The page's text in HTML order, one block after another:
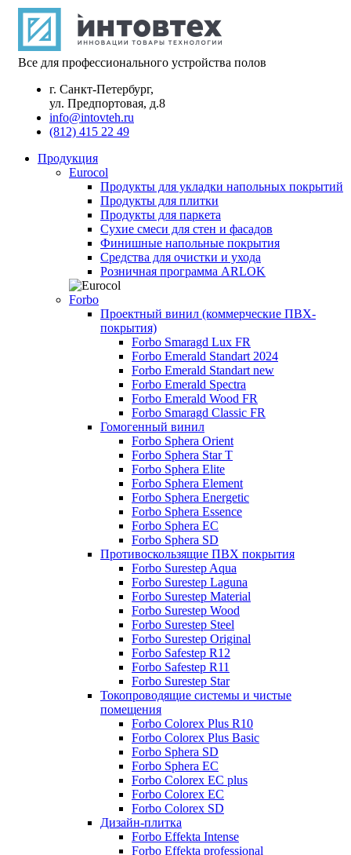
Все для профессионального устройства полов
г. Санкт-Петербург,
ул. Предпортовая, д.8
info@intovteh.ru
(812) 415 22 49
Продукция
Eurocol
Продукты для укладки напольных покрытий
Продукты для плитки
Продукты для паркета
Сухие смеси для стен и фасадов
Финишные напольные покрытия
Средства для очистки и ухода
Розничная программа ARLOK
Forbo
Проектный винил (коммерческие ПВХ-
покрытия)
Forbo Smaragd Lux FR
Forbo Emerald Standart 2024
Forbo Emerald Standart new
Forbo Emerald Spectra
Forbo Emerald Wood FR
Forbo Smaragd Classic FR
Гомогенный винил
Forbo Sphera Orient
Forbo Sphera Star T
Forbo Sphera Elite
Forbo Sphera Element
Forbo Sphera Energetic
Forbo Sphera Essence
Forbo Sphera EC
Forbo Sphera SD
Противоскользящие ПВХ покрытия
Forbo Surestep Aqua
Forbo Surestep Laguna
Forbo Surestep Material
Forbo Surestep Wood
Forbo Surestep Steel
Forbo Surestep Original
Forbo Safestep R12
Forbo Safestep R11
Forbo Surestep Star
Токопроводящие системы и чистые
помещения
Forbo Colorex Plus R10
Forbo Colorex Plus Basic
Forbo Sphera SD
Forbo Sphera EC
Forbo Colorex EC plus
Forbo Colorex EC
Forbo Colorex SD
Дизайн-плитка
Forbo Effekta Intense
Forbo Effekta professional